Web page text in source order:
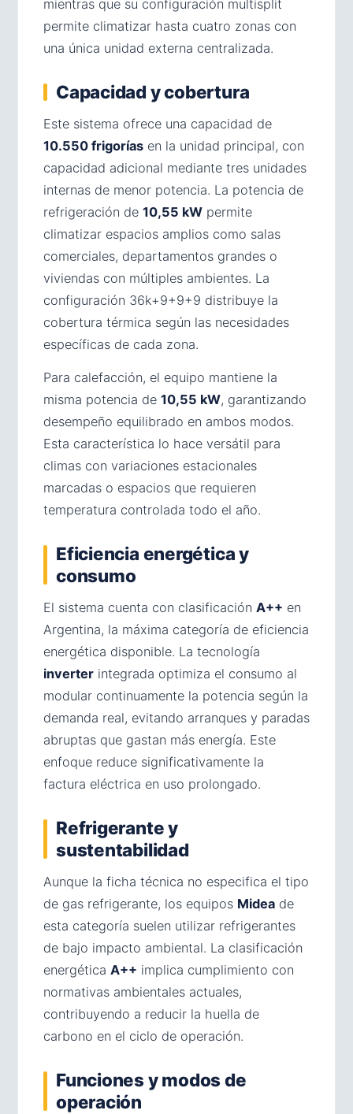
mientras que su configuración multisplit
permite climatizar hasta cuatro zonas con
una única unidad externa centralizada.
Capacidad y cobertura
Este sistema ofrece una capacidad de
10.550 frigorías en la unidad principal, con
capacidad adicional mediante tres unidades
internas de menor potencia. La potencia de
refrigeración de 10,55 kW permite
climatizar espacios amplios como salas
comerciales, departamentos grandes o
viviendas con múltiples ambientes. La
configuración 36k+9+9+9 distribuye la
cobertura térmica según las necesidades
específicas de cada zona.
Para calefacción, el equipo mantiene la
misma potencia de 10,55 kW, garantizando
desempeño equilibrado en ambos modos.
Esta característica lo hace versátil para
climas con variaciones estacionales
marcadas o espacios que requieren
temperatura controlada todo el año.
Eficiencia energética y
consumo
El sistema cuenta con clasificación A++ en
Argentina, la máxima categoría de eficiencia
energética disponible. La tecnología
inverter integrada optimiza el consumo al
modular continuamente la potencia según la
demanda real, evitando arranques y paradas
abruptas que gastan más energía. Este
enfoque reduce significativamente la
factura eléctrica en uso prolongado.
Refrigerante y
sustentabilidad
Aunque la ficha técnica no especifica el tipo
de gas refrigerante, los equipos Midea de
esta categoría suelen utilizar refrigerantes
de bajo impacto ambiental. La clasificación
energética A++ implica cumplimiento con
normativas ambientales actuales,
contribuyendo a reducir la huella de
carbono en el ciclo de operación.
Funciones y modos de
operación